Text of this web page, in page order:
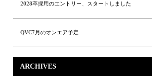
2028卒採用のエントリー、スタートしました
QVC7月のオンエア予定
ARCHIVES